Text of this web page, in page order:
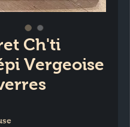
Ch'ti
Vergeoise